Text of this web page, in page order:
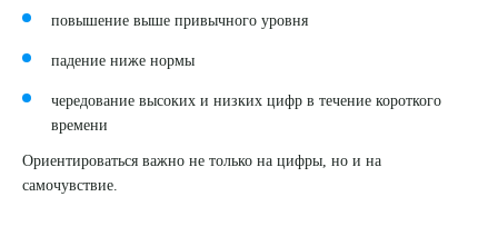
повышение выше привычного уровня
падение ниже нормы
чередование высоких и низких цифр в течение короткого
времени
Ориентироваться важно не только на цифры, но и на
самочувствие.